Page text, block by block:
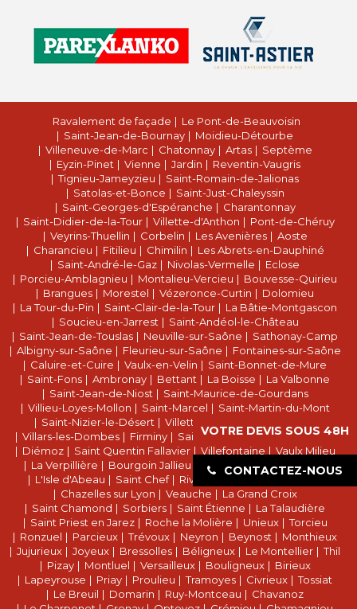
VOTRE DEVIS SOUS 48H
CONTACTEZ-NOUS
Ravalement de façade
Le Pont-de-Beauvoisin
Saint-Jean-de-Bournay
Moidieu-Détourbe
Villeneuve-de-Marc
Chatonnay Artas
Septème
Eyzin-Pinet
Vienne Jardin
Reventin-Vaugris
Tignieu-Jameyzieu
Saint-Romain-de-Jalionas
Satolas-et-Bonce
Saint-Just-Chaleyssin
Saint-Georges-d'Espéranche
Charantonnay
Saint-Didier-de-la-Tour
Villette-d'Anthon
Pont-de-Chéruy
Veyrins-Thuellin
Corbelin Les Avenières
Aoste
Charancieu
Fitilieu Chimilin
Les Abrets-en-Dauphiné
Saint-André-le-Gaz
Nivolas-Vermelle
Eclose
Porcieu-Amblagnieu
Montalieu-Vercieu
Bouvesse-Quirieu
Brangues
Morestel Vézeronce-Curtin
Dolomieu
La Tour-du-Pin
Saint-Clair-de-la-Tour
La Bâtie-Montgascon
Soucieu-en-Jarrest
Saint-Andéol-le-Château
Saint-Jean-de-Touslas
Neuville-sur-Saône
Sathonay-Camp
Albigny-sur-Saône
Fleurieu-sur-Saône
Fontaines-sur-Saône
Caluire-et-Cuire
Vaulx-en-Velin
Saint-Bonnet-de-Mure
Saint-Fons
Ambronay Bettant La Boisse
La Valbonne
Saint-Jean-de-Niost
Saint-Maurice-de-Gourdans
Villieu-Loyes-Mollon
Saint-Marcel
Saint-Martin-du-Mont
Saint-Nizier-le-Désert
Villette-sur-Ain
Villars-les-Dombes
Firminy Saint Romain le Puy
L'Horme
Diémoz
Saint Quentin Fallavier Villefontaine
Vaulx Milieu
La Verpillière
Bourgoin Jallieu
Saint Marcel Bel Accueil
L'Isle d'Abeau
Saint Chef Rive de Gier
Chazelles sur Lyon
Veauche
La Grand Croix
Saint Chamond
Sorbiers Saint Étienne
La Talaudière
Saint Priest en Jarez
Roche la Molière Unieux
Torcieu
Ronzuel
Parcieux Trévoux Neyron Beynost
Monthieux
Jujurieux
Joyeux Bressolles Béligneux Le Montellier
Thil
Pizay
Montluel Versailleux Bouligneux
Birieux
Lapeyrouse
Priay Proulieu Tramoyes Civrieux
Tossiat
Le Breuil
Domarin Ruy-Montceau
Chavanoz